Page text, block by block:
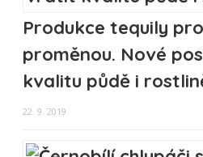
Produkce tequily
proměnou. Nové
kvalitu půdě i
22. 9. 2019